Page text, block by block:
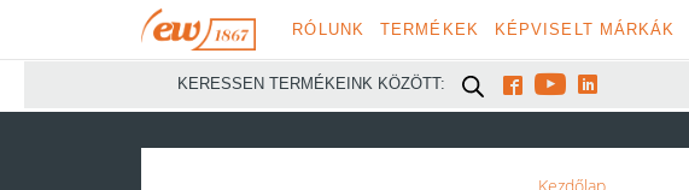
RÓLUNK TERMÉKEK KÉPVISELT MÁRKÁK
KERESSEN TERMÉKEINK KÖZÖTT:   